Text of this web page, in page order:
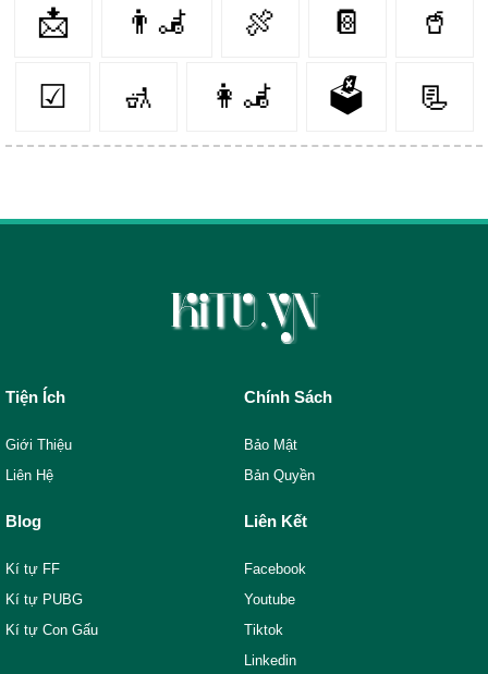
📩 👨‍🦼 🍖 📔 🥤
☑ 🚮 👩‍🦼 🗳 📃
Tiện Ích
Giới Thiệu
Liên Hệ
Chính Sách
Bảo Mật
Bản Quyền
Blog
Kí tự FF
Kí tự PUBG
Kí tự Con Gấu
Liên Kết
Facebook
Youtube
Tiktok
Linkedin